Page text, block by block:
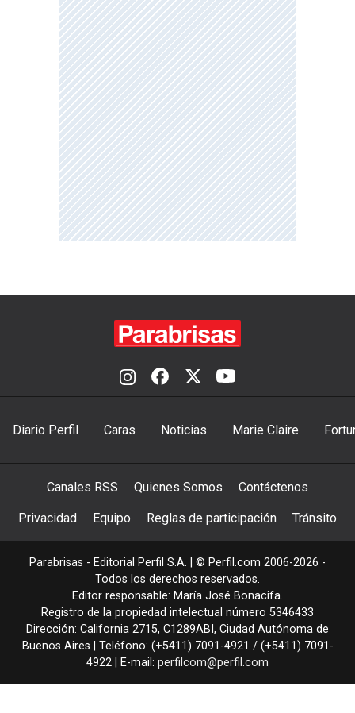
Diario Perfil Caras Noticias Marie Claire
Canales RSS Quienes Somos Contáctenos
Privacidad Equipo Reglas de participación Tránsito
Parabrisas - Editorial Perfil S.A. | © Perfil.com 2006-2026 -
Todos los derechos reservados.
Editor responsable: María José Bonacifa.
Registro de la propiedad intelectual número 5346433
Dirección: California 2715, C1289ABI , Ciudad Autónoma de
Buenos Aires | Teléfono: (+5411) 7091-4921 / (+5411) 7091-
4922 | E-mail: perfilcom@perfil.com